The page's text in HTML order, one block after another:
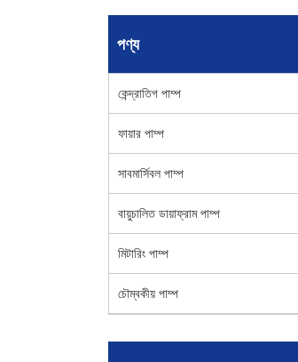
পণ্য
কেন্দ্রাতিগ পাম্প
ফায়ার পাম্প
সাবমার্সিবল পাম্প
বায়ুচালিত ডায়াফ্রাম পাম্প
মিটারিং পাম্প
চৌম্বকীয় পাম্প